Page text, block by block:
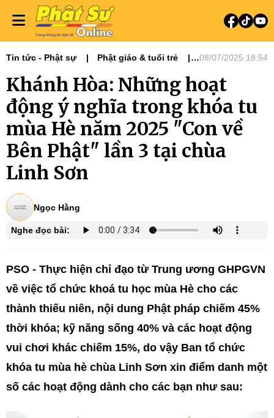
Tin tức - Phật sự
Phật giáo & tuổi trẻ
08/07/2025 18:54
Khánh Hòa: Những hoạt
động ý nghĩa trong khóa tu
mùa Hè năm 2025 "Con về
Bên Phật" lần 3 tại chùa
Linh Sơn
Ngọc Hằng
Nghe đọc bài:
PSO - Thực hiện chỉ đạo từ Trung ương GHPGVN
về việc tổ chức khoá tu học mùa Hè cho các
thành thiếu niên, nội dung Phật pháp chiếm 45%
thời khóa; kỹ năng sống 40% và các hoạt động
vui chơi khác chiếm 15%, do vậy Ban tổ chức
khóa tu mùa hè chùa Linh Sơn xin điểm danh một
số các hoạt động dành cho các bạn như sau: